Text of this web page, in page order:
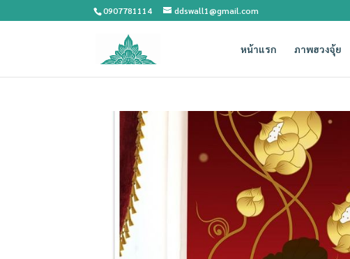
0907781114 ddswall1@gmail.com
หน้าแรก ภาพฮวงจุ้ย